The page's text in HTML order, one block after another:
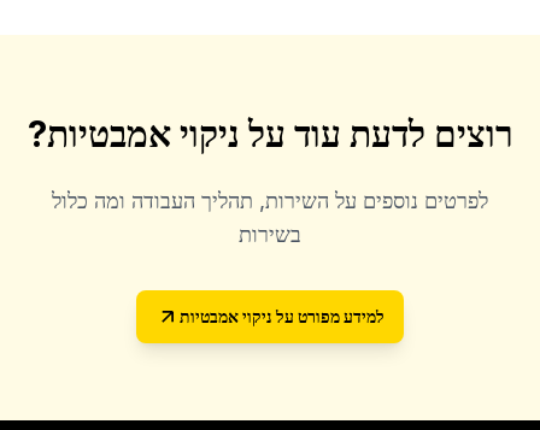
רוצים לדעת עוד על ניקוי אמבטיות?
לפרטים נוספים על השירות, תהליך העבודה ומה כלול
בשירות
למידע מפורט על ניקוי אמבטיות